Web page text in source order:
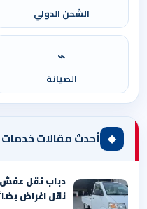
الشحن الدولي
⌁
الصيانة
◆ أحدث مقالات
نقل اغراض